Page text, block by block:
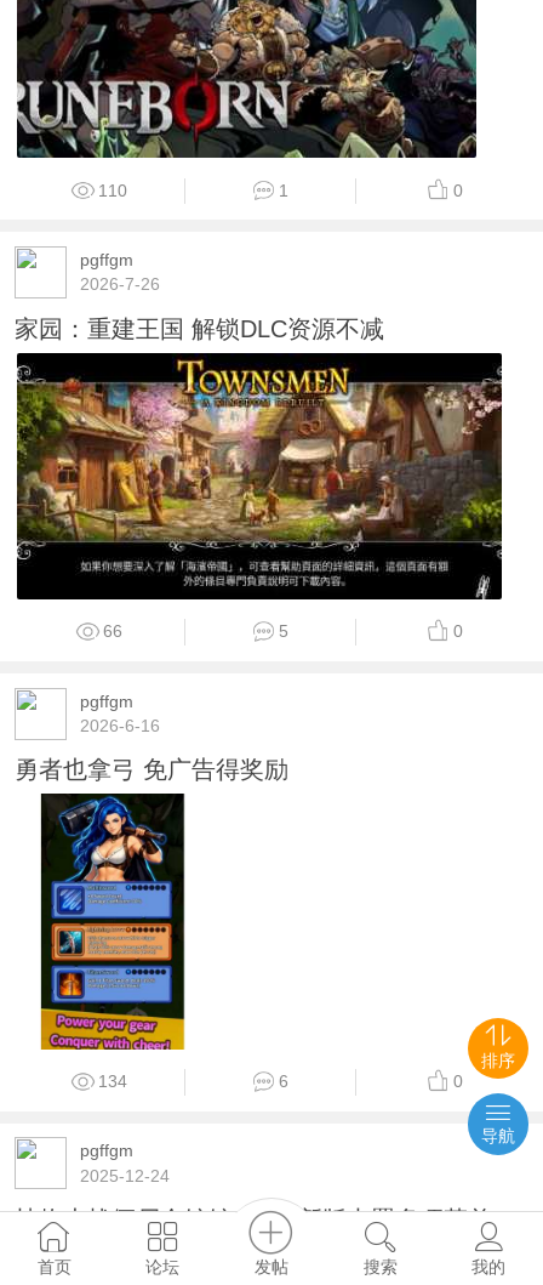
110 1 0
pgffgm
2026-7-26
家园：重建王国 解锁DLC资源不减
66 5 0
pgffgm
2026-6-16
勇者也拿弓 免广告得奖励
134 6 0
pgffgm
2025-12-24
植物大战僵尸金铲铲 3.2最新版内置多项菜单
首页 论坛 发帖 搜索 我的
排序
导航